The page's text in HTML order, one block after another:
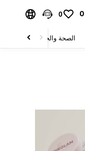
0
0
الصحة والجمال